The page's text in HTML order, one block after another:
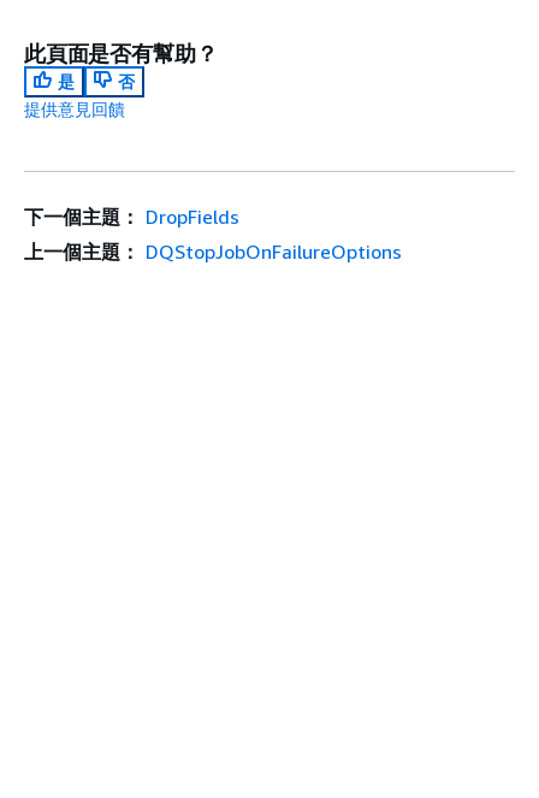
此頁面是否有幫助？
是
否
提供意見回饋
下一個主題： DropFields
上一個主題： DQStopJobOnFailureOptions